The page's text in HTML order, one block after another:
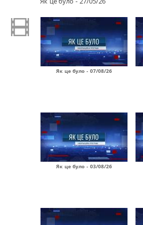
Як це було - 07/08/26
Як це було - 03/08/26